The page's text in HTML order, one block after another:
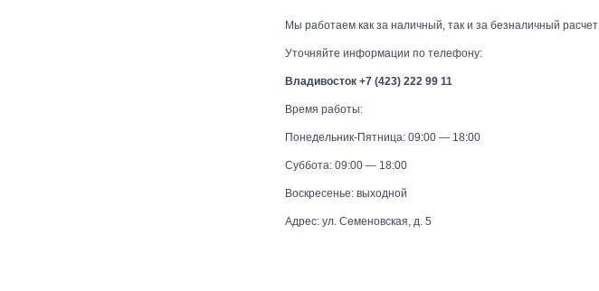
Мы работаем как за наличный, так и за безналичный расчет
Уточняйте информации по телефону:
Владивосток +7 (423) 222 99 11
Время работы:
Понедельник-Пятница: 09:00 — 18:00
Суббота: 09:00 — 18:00
Воскресенье: выходной
Адрес: ул. Семеновская, д. 5